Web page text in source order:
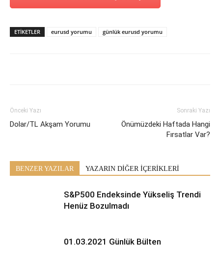
ETİKETLER eurusd yorumu günlük eurusd yorumu
Önceki Yazı
Dolar/TL Akşam Yorumu
Sonraki Yazı
Önümüzdeki Haftada Hangi
Fırsatlar Var?
BENZER YAZILAR YAZARIN DİĞER İÇERİKLERİ
S&P500 Endeksinde Yükseliş Trendi
Henüz Bozulmadı
01.03.2021 Günlük Bülten